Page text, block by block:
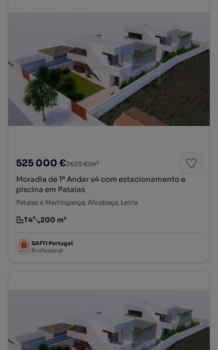
525 000 €2625 €/m²
Moradia de 1º Andar v4 com estacionamento e
piscina em Pataias
Pataias e Martingança, Alcobaça, Leiria
Tipologia
T4
Preço por metro quadrado
200 m²
SAFTI Portugal
Profissional